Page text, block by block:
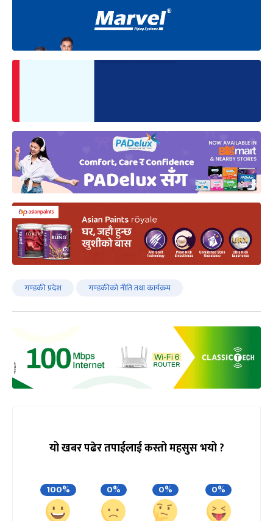
गण्डकी प्रदेश गण्डकीको नीति तथा कार्यक्रम
यो खबर पढेर तपाईलाई कस्तो महसुस भयो ?
100% 0% 0% 0%